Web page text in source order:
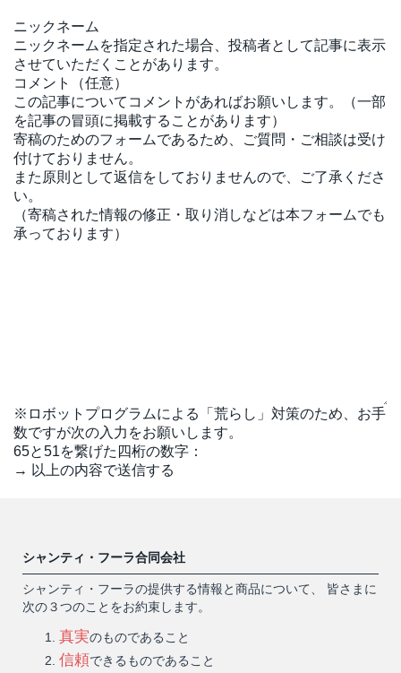
ニックネーム
ニックネームを指定された場合、投稿者として記事に表示
させていただくことがあります。
コメント（任意）
この記事についてコメントがあればお願いします。（一部
を記事の冒頭に掲載することがあります）
寄稿のためのフォームであるため、ご質問・ご相談は受け
付けておりません。
また原則として返信をしておりませんので、ご了承くださ
い。
（寄稿された情報の修正・取り消しなどは本フォームでも
承っております）
※ロボットプログラムによる「荒らし」対策のため、お手
数ですが次の入力をお願いします。
65と51を繋げた四桁の数字：
→ 以上の内容で送信する
シャンティ・フーラ合同会社
シャンティ・フーラの提供する情報と商品について、 皆さまに
次の３つのことをお約束します。
真実のものであること
信頼できるものであること